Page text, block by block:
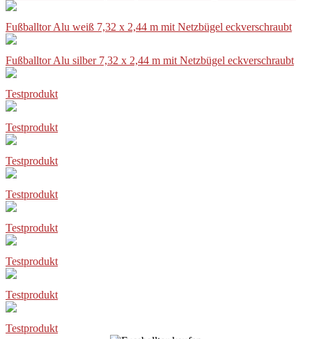
Fußballtor Alu weiß 7,32 x 2,44 m mit Netzbügel eckverschraubt
Fußballtor Alu silber 7,32 x 2,44 m mit Netzbügel eckverschraubt
Testprodukt
Testprodukt
Testprodukt
Testprodukt
Testprodukt
Testprodukt
Testprodukt
Testprodukt